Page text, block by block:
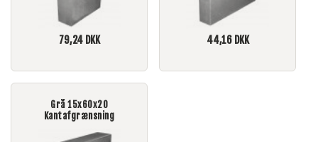
79,24DKK 44,16DKK
Grå 15x60x20
Kantafgrænsning